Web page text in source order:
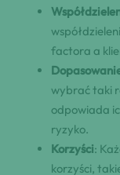
factora a
wybrać taki
odpowiada
ryzyko.
Korzyści:
korzyści,